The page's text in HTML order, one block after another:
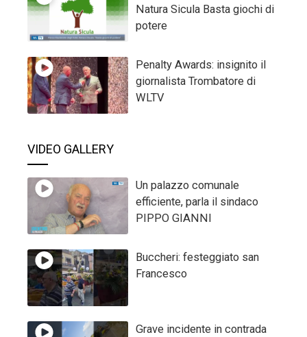
Natura Sicula Basta giochi di
potere
Penalty Awards: insignito il
giornalista Trombatore di
WLTV
VIDEO GALLERY
Un palazzo comunale
efficiente, parla il sindaco
PIPPO GIANNI
Buccheri: festeggiato san
Francesco
Grave incidente in contrada